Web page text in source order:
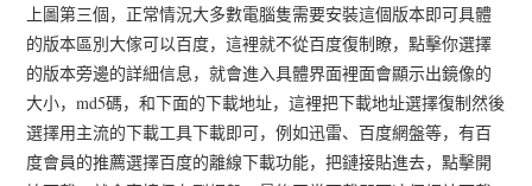
上圖第三個，正常情況大多數電腦隻需要安裝這個版本即可具體
的版本區別大傢可以百度，這裡就不從百度復制瞭，點擊你選擇
的版本旁邊的詳細信息，就會進入具體界面裡面會顯示出鏡像的
大小，md5碼，和下面的下載地址，這裡把下載地址選擇復制然後
選擇用主流的下載工具下載即可，例如迅雷、百度網盤等，有百
度會員的推薦選擇百度的離線下載功能，把鏈接貼進去，點擊開